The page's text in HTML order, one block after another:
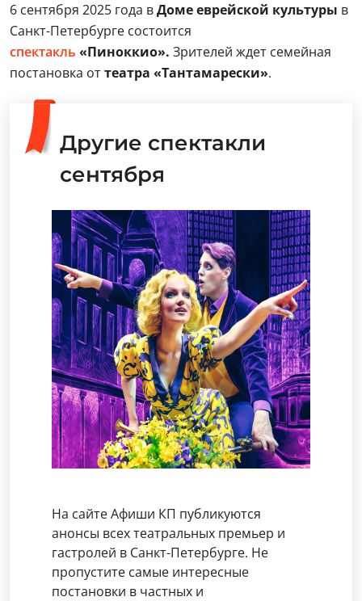
6 сентября 2025 года вДоме еврейской культуры в
Санкт-Петербурге состоится
спектакль «Пиноккио». Зрителей ждет семейная
постановка оттеатра «Тантамарески».
Другие спектакли
сентября
На сайте Афиши КП публикуются
анонсы всех театральных премьер и
гастролей в Санкт-Петербурге. Не
пропустите самые интересные
постановки в частных и